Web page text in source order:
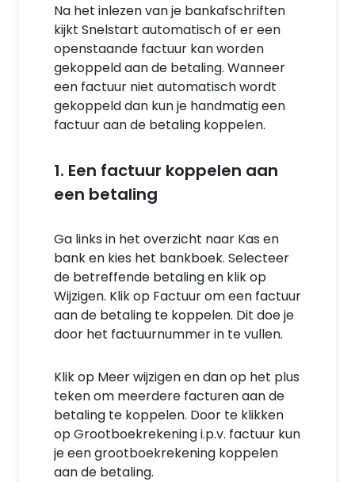
Na het inlezen van je bankafschriften
kijkt Snelstart automatisch of er een
openstaande factuur kan worden
gekoppeld aan de betaling. Wanneer
een factuur niet automatisch wordt
gekoppeld dan kun je handmatig een
factuur aan de betaling koppelen.
1. Een factuur koppelen aan
een betaling
Ga links in het overzicht naar Kas en
bank en kies het bankboek. Selecteer
de betreffende betaling en klik op
Wijzigen. Klik op Factuur om een factuur
aan de betaling te koppelen. Dit doe je
door het factuurnummer in te vullen.
Klik op Meer wijzigen en dan op het plus
teken om meerdere facturen aan de
betaling te koppelen. Door te klikken
op Grootboekrekening i.p.v. factuur kun
je een grootboekrekening koppelen
aan de betaling.